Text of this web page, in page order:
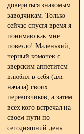
довериться знакомым
заводчикам. Только
сейчас спустя время я
понимаю как мне
повезло! Маленький,
черный комочек с
зверским аппетитом
влюбил в себя (для
начала) своих
перевозчиков, а затем
всех кого встречал на
своем пути по
сегодняшний день!